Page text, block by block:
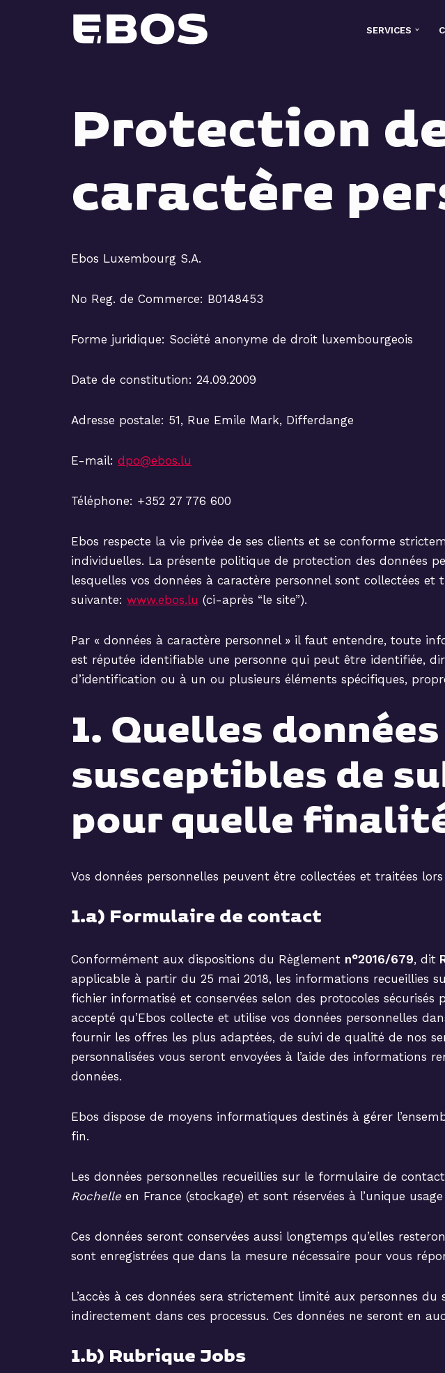
SERVICES
Protection
caractère
Ebos Luxembourg S.A.
No Reg. de Commerce: B0148453
Forme juridique: Société anonyme de droit luxembourgeois
Date de constitution: 24.09.2009
Adresse postale: 51, Rue Emile Mark, Differdange
E-mail: dpo@ebos.lu
Téléphone: +352 27 776 600
Ebos respecte la vie privée de ses clients et se conforme
individuelles. La présente politique de protection des données
lesquelles vos données à caractère personnel sont collectées
suivante: www.ebos.lu (ci-après “le site”).
Par « données à caractère personnel » il faut entendre, toute
est réputée identifiable une personne qui peut être identifiée,
d’identification ou à un ou plusieurs éléments spécifiques,
1. Quelles
susceptibles de
pour quelle
Vos données personnelles peuvent être collectées et traitées
1.a) Formulaire de contact
Conformément aux dispositions du Règlement n°2016/679, dit
applicable à partir du 25 mai 2018, les informations recueillies
fichier informatisé et conservées selon des protocoles
accepté qu’Ebos collecte et utilise vos données personnelles
fournir les offres les plus adaptées, de suivi de qualité de nos
personnalisées vous seront envoyées à l’aide des
données.
Ebos dispose de moyens informatiques destinés à gérer
fin.
Les données personnelles recueillies sur le formulaire de
Rochelleen France (stockage) et sont réservées à l’unique
Ces données seront conservées aussi longtemps qu’elles
sont enregistrées que dans la mesure nécessaire pour vous
L’accès à ces données sera strictement limité aux personnes
indirectement dans ces processus. Ces données ne seront en
1.b) Rubrique Jobs